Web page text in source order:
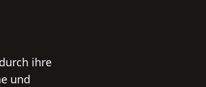
ihre
und